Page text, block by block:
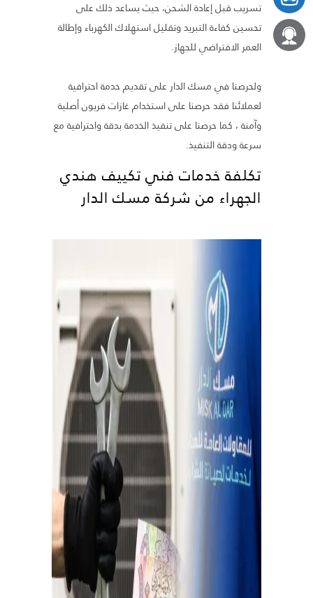
تسريب قبل إعادة الشحن، حيث يساعد ذلك على
تحسين كفاءة التبريد وتقليل استهلاك الكهرباء وإطالة
العمر الافتراضي للجهاز.
ولحرصنا في مسك الدار على تقديم خدمة احترافية
لعملائنا فقد حرصنا على استخدام غازات فريون أصلية
وآمنة ، كما حرصنا على تنفيذ الخدمة بدقة واحترافية مع
سرعة ودقة التنفيذ.
تكلفة خدمات فني تكييف هندي
الجهراء من شركة مسك الدار